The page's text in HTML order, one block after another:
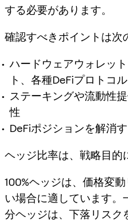
する必要があります。
確認すべきポイントは次
ハードウェアウォレッ
ト、各種DeFiプロトコ
ステーキングや流動性
性
DeFiポジションを解消
ヘッジ比率は、戦略目的
100%ヘッジは、価格変
い場合に適しています。
分ヘッジは、下落リスク